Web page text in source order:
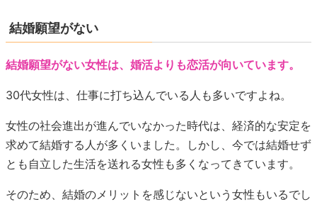
結婚願望がない
結婚願望がない女性は、婚活よりも恋活が向いています。
30代女性は、仕事に打ち込んでいる人も多いですよね。
女性の社会進出が進んでいなかった時代は、経済的な安定を
求めて結婚する人が多くいました。しかし、今では結婚せず
とも自立した生活を送れる女性も多くなってきています。
そのため、結婚のメリットを感じないという女性もいるでし